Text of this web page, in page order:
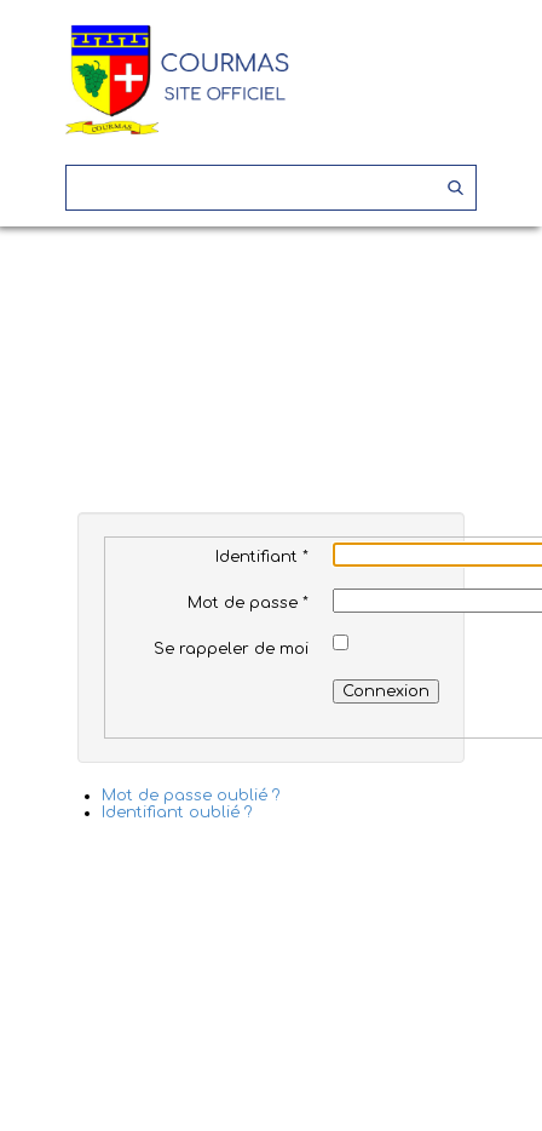
Identifiant *
Mot de passe *
Se rappeler de moi
Connexion
Mot de passe oublié ?
Identifiant oublié ?